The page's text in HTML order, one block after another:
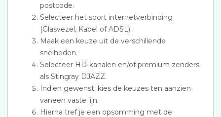
postcode.
Selecteer het soort internetverbinding
(Glasvezel, Kabel of ADSL).
Maak een keuze uit de verschillende
snelheden.
Selecteer HD-kanalen en/of premium zenders
als Stingray DJAZZ.
Indien gewenst: kies de keuzes ten aanzien
vaneen vaste lijn.
Hierna tref je een opsomming met de